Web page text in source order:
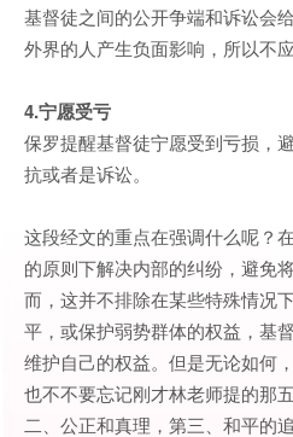
基督徒之间的公开争端和诉讼会
外界的人产生负面影响，所以不应
4.宁愿受亏
保罗提醒基督徒宁愿受到亏损，
抗或者是诉讼。
这段经文的重点在强调什么呢？
的原则下解决内部的纠纷，避免
而，这并不排除在某些特殊情况
平，或保护弱势群体的权益，基
维护自己的权益。但是无论如何
也不不要忘记刚才林老师提的那
二、公正和真理，第三、和平的